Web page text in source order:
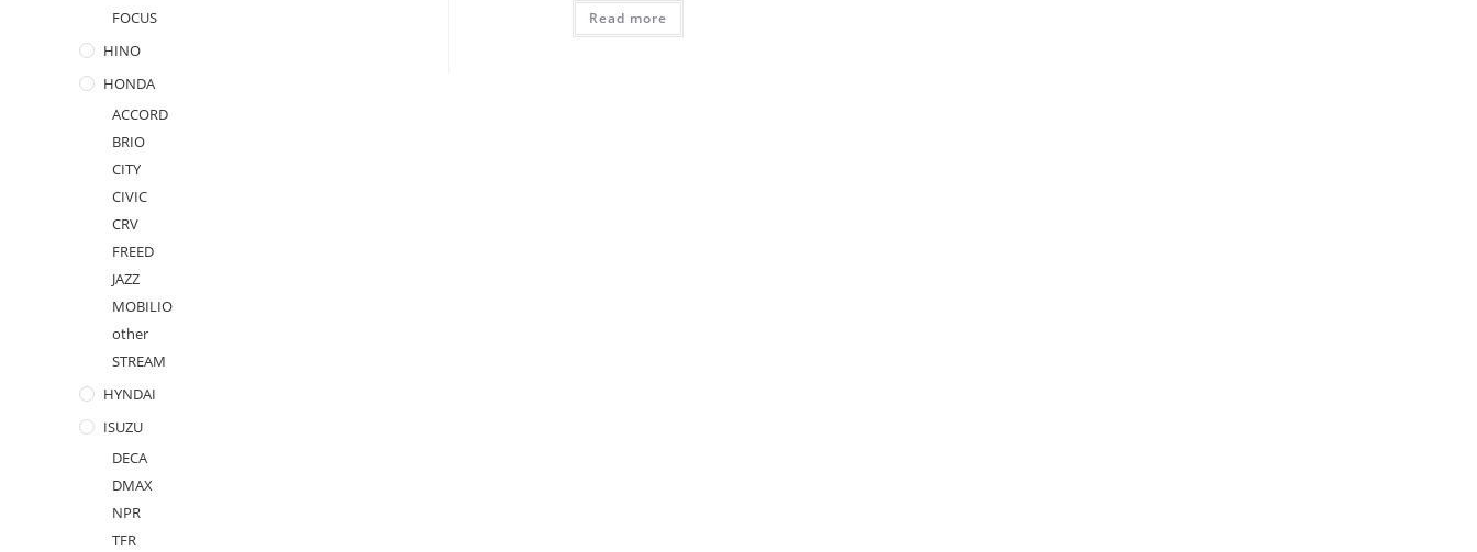
Read more
FOCUS
HINO
HONDA
ACCORD
BRIO
CITY
CIVIC
CRV
FREED
JAZZ
MOBILIO
other
STREAM
HYNDAI
ISUZU
DECA
DMAX
NPR
TFR